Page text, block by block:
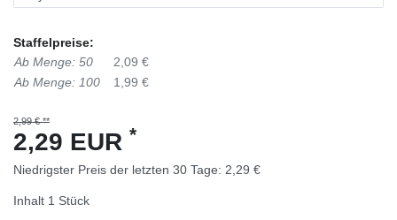
Staffelpreise:
Ab Menge: 50
2,09 €
Ab Menge: 100
1,99 €
2,99 € **
2,29 EUR *
Niedrigster Preis der letzten 30 Tage: 2,29 €
Inhalt 1 Stück